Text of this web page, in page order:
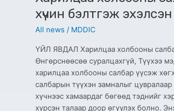
хүчин бэлтгэж
All news / MDDIC
ҮЙЛ ЯВДАЛ Харилцаа холбооны
Өнгөрснөөсөө суралцахгүй, Түүхээ
харилцаа холбооны салбар үүсэж
салбарын түүхэн замналыг
хүчнээс хамаардаг бөгөөд тэднийг
хүрсэн талаар доор өгүүлэх болно.